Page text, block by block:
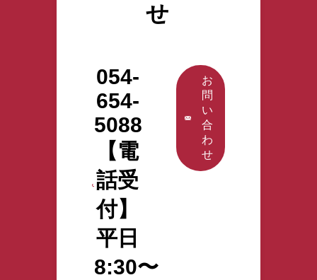
せ
054-
654-
5088
【電
話受
付】
平日
8:30〜
お
問
い
合
わ
せ